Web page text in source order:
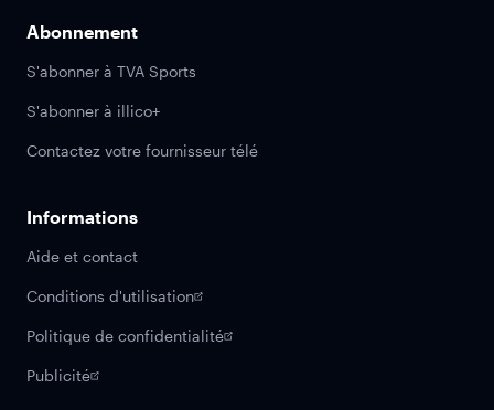
Abonnement
S'abonner à TVA Sports
S'abonner à illico+
Contactez votre fournisseur télé
Informations
Aide et contact
Conditions d'utilisation
Politique de confidentialité
Publicité